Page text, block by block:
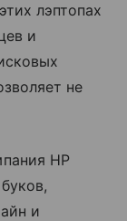
лэптопах
и
не
HP
и